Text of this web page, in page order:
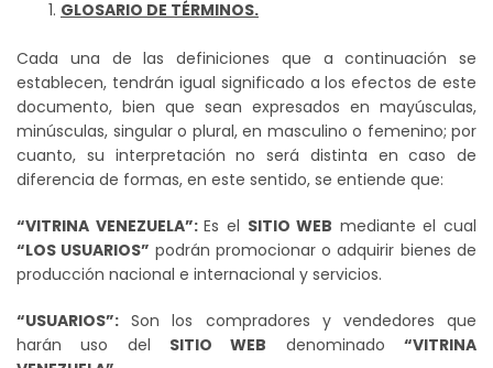
GLOSARIO DE TÉRMINOS.
Cada una de las definiciones que a continuación se
establecen, tendrán igual significado a los efectos de este
documento, bien que sean expresados en mayúsculas,
minúsculas, singular o plural, en masculino o femenino; por
cuanto, su interpretación no será distinta en caso de
diferencia de formas, en este sentido, se entiende que:
“VITRINA VENEZUELA”:Es el SITIO WEB mediante el cual
“LOS USUARIOS” podrán promocionar o adquirir bienes de
producción nacional e internacional y servicios.
“USUARIOS”: Son los compradores y vendedores que
harán uso del SITIO WEB denominado“VITRINA